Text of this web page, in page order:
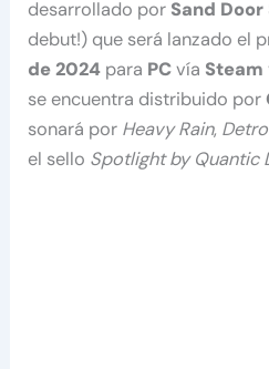
desarrollado por Sand
debut!) que será lanzado el
de 2024 para PCvía Steam
se encuentra distribuido por
sonará por Heavy Rain,
el sello Spotlight by Quantic